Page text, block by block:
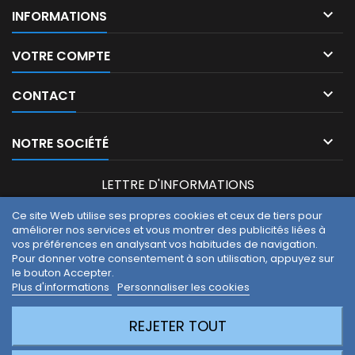
INFORMATIONS 
VOTRE COMPTE 
CONTACT 
Ce site Web utilise ses propres cookies et ceux de tiers pour
améliorer nos services et vous montrer des publicités liées à
vos préférences en analysant vos habitudes de navigation.
Pour donner votre consentement à son utilisation, appuyez sur
le bouton Accepter.
Plus d'informations Personnaliser les cookies
REJETER TOUT
NOTRE SOCIÉTÉ 
LETTRE D'INFORMATIONS
Vous pouvez vous désinscrire à tout moment. Vous trouverez
pour cela nos informations de contact dans les conditions
J'accepte les conditions générales et la politique de